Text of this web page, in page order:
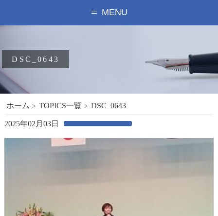
MENU
DSC_0643
ホーム TOPICS一覧 DSC_0643
2025年02月03日